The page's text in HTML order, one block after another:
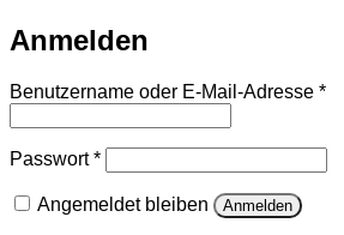
Anmelden
Benutzername oder E-Mail-Adresse *
Passwort*Erforderlich
Angemeldet bleiben Anmelden